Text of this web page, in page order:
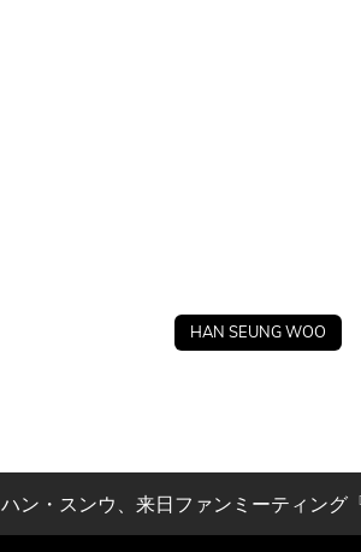
HAN SEUNG WOO
ハン・スンウ、来日ファンミーティング